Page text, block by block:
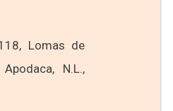
Lomas de
N.L.,